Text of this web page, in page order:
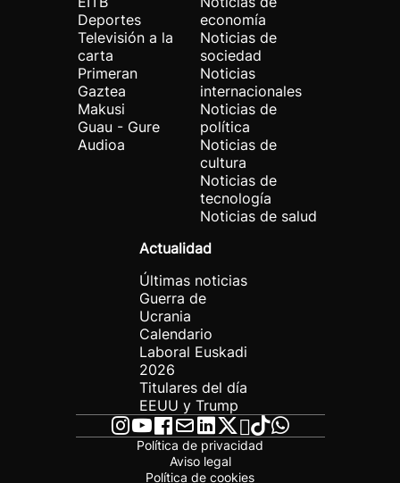
Deportes
Televisión a la
carta
Primeran
Gaztea
Makusi
Guau - Gure
Audioa
economía
Noticias de
sociedad
Noticias
internacionales
Noticias de
política
Noticias de
cultura
Noticias de
tecnología
Noticias de salud
Actualidad
Últimas noticias
Guerra de
Ucrania
Calendario
Laboral Euskadi
2026
Titulares del día
EEUU y Trump
Política de privacidad
Aviso legal
Política de cookies